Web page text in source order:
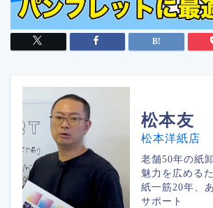
松本友
松本洋紙店
老舗50年の紙
魅力を広める
紙一筋20年、
サポート